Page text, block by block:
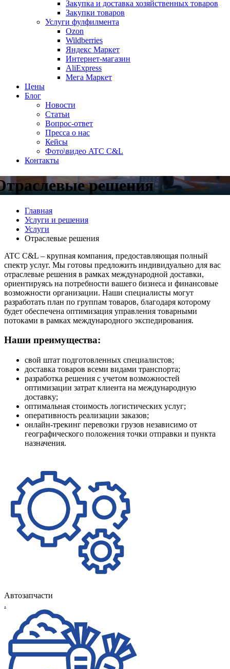
Закупка и доставка хозяйственных товаров
Закупки товаров
Услуги фулфилмента
Ozon
Wildberries
Яндекс Маркет
Интернет-магазин
AliExpress
Мега Маркет
Цены
Блог
Новости
Статьи
Вопрос-ответ
Пресса о нас
Кейсы
Фото\видео ATC C&L
Контакты
решения
Главная
Услуги и решения
Услуги
Отраслевые решения
ATC C&L – крупная компания, предоставляющая полный
спектр услуг. Мы готовы предложить индивидуально для вас
отраслевые решения в рамках международной доставки,
ориентируясь на потребности вашего бизнеса и финансовые
возможности организации. Наши специалисты могут
разработать план по группам товаров, благодаря которому
будет обеспечена оптимизация управления товарными
потоками в рамках международного экспедирования.
Наши преимущества:
свой штат подготовленных специалистов;
доставка товаров всеми видами транспорта;
разработка решения с учетом возможностей
оптимизации затрат клиента на международную
доставку;
оптимальная стоимость логистических услуг;
оперативность реализации заказов;
онлайн-трекинг перевозки грузов независимо от
географического положения точки отправки и пункта
назначения.
Автозапчасти
.